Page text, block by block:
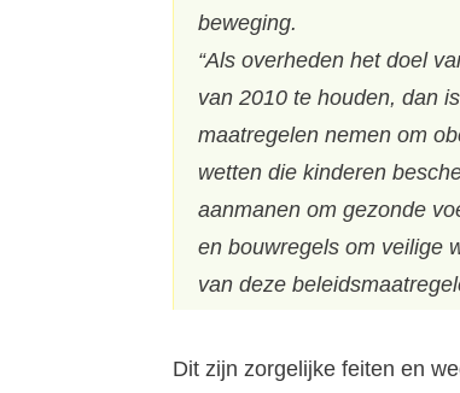
beweging.
“Als overheden het doel
van 2010 te houden, dan
maatregelen nemen om
wetten die kinderen
aanmanen om gezonde
en bouwregels om veilige
van deze
Dit zijn zorgelijke feiten en